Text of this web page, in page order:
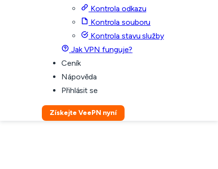
Kontrola odkazu
Kontrola souboru
Kontrola stavu služby
Jak VPN funguje?
Ceník
Nápověda
Přihlásit se
Získejte VeePN nyní